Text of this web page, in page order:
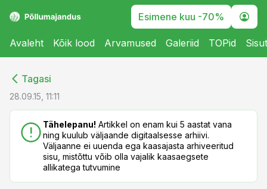
Esimene kuu -70%
Avaleht Kõik lood Arvamused Galeriid TOPid
Tagasi
28.09.15, 11:11
Tähelepanu! Artikkel on enam kui 5 aastat vana
ning kuulub väljaande digitaalsesse arhiivi.
Väljaanne ei uuenda ega kaasajasta arhiveeritud
sisu, mistõttu võib olla vajalik kaasaegsete
allikatega tutvumine